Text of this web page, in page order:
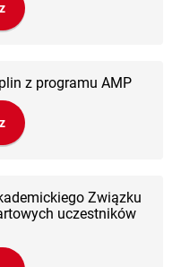
z programu AMP
Związku
uczestników